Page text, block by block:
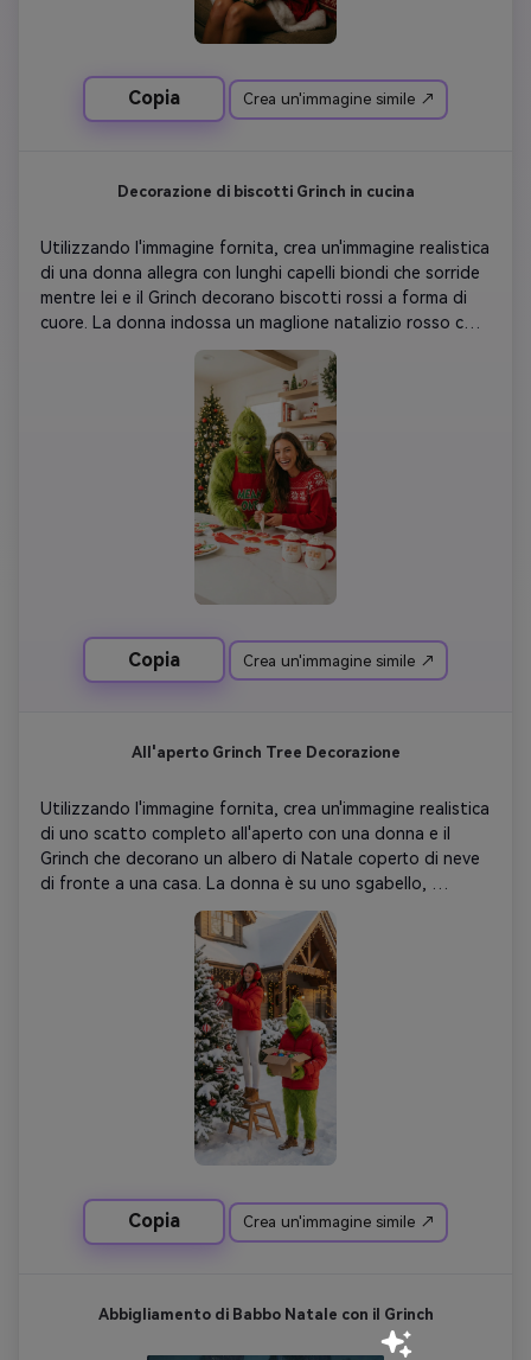
ornamenti natalizi sono sparsi sul pavimento. L'intera
immagine è dominata dai toni verdi, dallo sfondo agli
verticale 9:16, fotografia professionale in studio con
composizione meravigliosamente bilanciata.
Copia Crea un'immagine simile ↗
Decorazione di biscotti Grinch in cucina
Utilizzando l'immagine fornita, crea un'immagine realistica
di una donna allegra con lunghi capelli biondi che sorride
mentre lei e il Grinch decorano biscotti rossi a forma di
cuore. La donna indossa un maglione natalizio rosso con
motivi di fiocchi di neve bianchi. Il Grinch, con la sua
caratteristica pelliccia verde, indossa un grembiule rosso
vivace con la scritta "MEAN ONE". Ha una fronte
aggrottata sul viso. Si trovano in una cucina con scaffali
decorati di Natale e un albero di Natale abbinato
adornato con luci sullo sfondo. Sul piano di lavoro
bianco, ci sono diversi biscotti glassati, due tazze di
Babbo Natale con panna montata e sacchetti per
tubazioni. La scena complessiva è luminosa e festosa,
con una tavolozza di colori natalizi dominante. Non
cambiare i miei tratti facciali.
Copia Crea un'immagine simile ↗
All'aperto Grinch Tree Decorazione
Utilizzando l'immagine fornita, crea un'immagine realistica
di uno scatto completo all'aperto con una donna e il
Grinch che decorano un albero di Natale coperto di neve
di fronte a una casa. La donna è su uno sgabello,
indossa una giacca rossa brillante, leggings bianchi e
parauricolari rossi, tenendo in mano un ornamento
natalizio. Il Grinch, anch'esso in giacca rossa, è accanto a
lei, con in mano una scatola di ornamenti colorati. Sta
aggrottando la fronte. La casa dietro di loro è adornata
con luci natalizie festive, e l'intera scena è coperta da
una fresca coperta di neve. L'illuminazione è morbida,
suggerendo sia la mattina presto che il tardo
pomeriggio, esaltando l'atmosfera accogliente e festosa.
Non cambiare i miei tratti facciali.
Copia Crea un'immagine simile ↗
Abbigliamento di Babbo Natale con il Grinch